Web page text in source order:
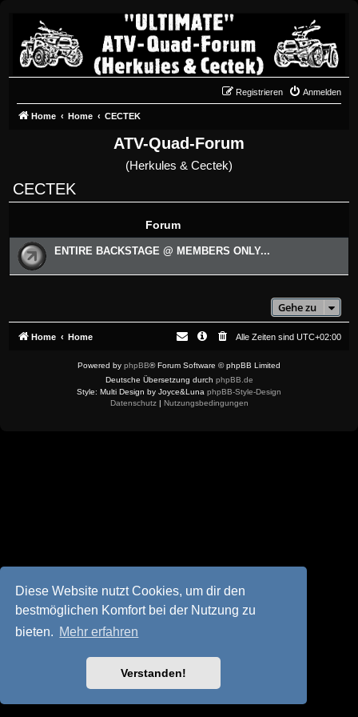
Diese Website nutzt Cookies, um dir den
bestmöglichen Komfort bei der Nutzung zu
bieten. Mehr erfahren
Verstanden!
Anmelden
Registrieren
Home Home CECTEK
ATV-Quad-Forum
(Herkules & Cectek)
CECTEK
Forum
ENTIRE BACKSTAGE @ MEMBERS ONLY...
Gehe zu
Home Home Alle Zeiten sind UTC+02:00
Powered by phpBB® Forum Software © phpBB Limited
Deutsche Übersetzung durch phpBB.de
Style: Multi Design by Joyce&Luna phpBB-Style-Design
Datenschutz| Nutzungsbedingungen